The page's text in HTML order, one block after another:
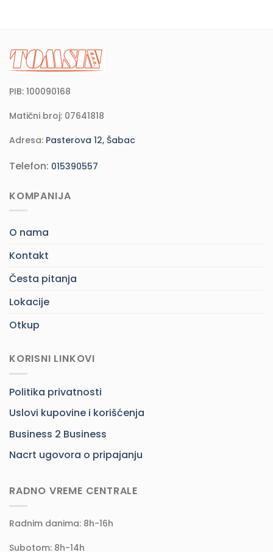
PIB: 100090168
Matični broj: 07641818
Adresa: Pasterova 12, Šabac
Telefon: 015390557
KOMPANIJA
O nama
Kontakt
Česta pitanja
Lokacije
Otkup
KORISNI LINKOVI
Politika privatnosti
Uslovi kupovine i korišćenja
Business 2 Business
Nacrt ugovora o pripajanju
RADNO VREME CENTRALE
Radnim danima: 8h-16h
Subotom: 8h-14h